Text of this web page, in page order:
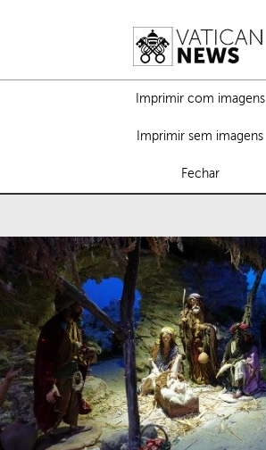
Imprimir com imagens
Imprimir sem imagens
Fechar